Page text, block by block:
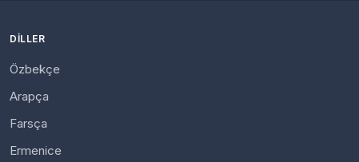
DILLER
Özbekçe
Arapça
Farsça
Ermenice